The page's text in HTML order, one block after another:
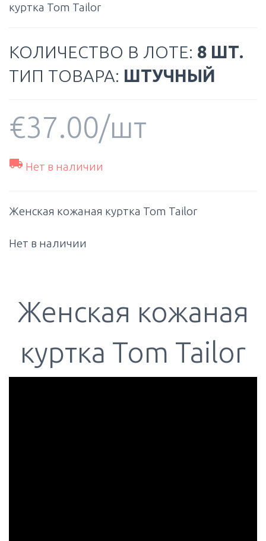
куртка Tom Tailor
КОЛИЧЕСТВО В ЛОТЕ: 8 ШТ.
ТИП ТОВАРА: ШТУЧНЫЙ
€37.00/шт
 Нет в наличии
Женская кожаная куртка Tom Tailor
Нет в наличии
Женская кожаная
куртка Tom Tailor